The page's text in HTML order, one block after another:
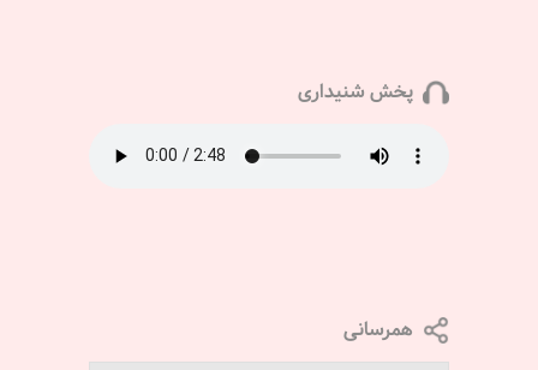
پخش شنیداری
همرسانی